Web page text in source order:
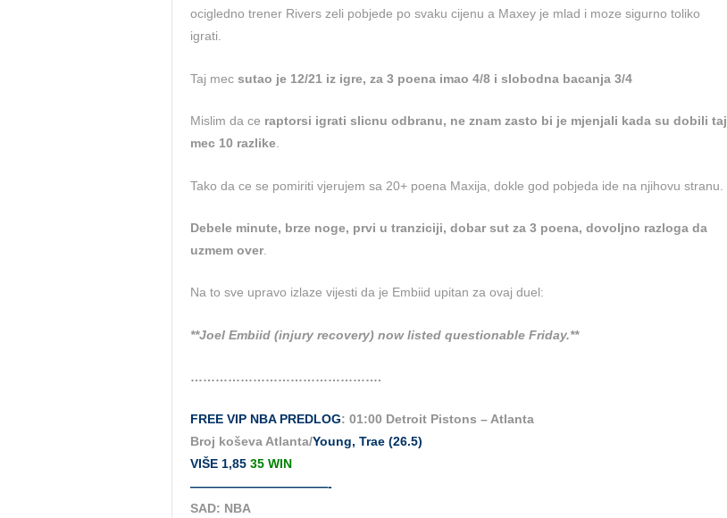
ocigledno trener Rivers zeli pobjede po svaku cijenu a Maxey je mlad i moze sigurno toliko
igrati.
Taj mec sutao je 12/21 iz igre, za 3 poena imao 4/8 i slobodna bacanja 3/4
Mislim da ce raptorsi igrati slicnu odbranu, ne znam zasto bi je mjenjali kada su dobili taj
mec 10 razlike
Tako da ce se pomiriti vjerujem sa 20+ poena Maxija, dokle god pobjeda ide na njihovu stranu.
Debele minute, brze noge, prvi u tranziciji, dobar sut za 3 poena, dovoljno razloga da
uzmem over
Na to sve upravo izlaze vijesti da je Embiid upitan za ovaj duel:
**Joel Embiid (injury recovery) now listed questionable Friday.**
……………………………………….
FREE VIP NBA PREDLOG: 01:00 Detroit Pistons – Atlanta
Broj koševa Atlanta/Young, Trae (26.5)
VIŠE 1,85 35 WIN
———————————-
SAD: NBA